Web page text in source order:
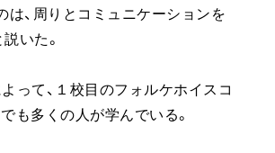
は、周りとコミュニケーションを
いた。
って、１校目のフォルケホイスコ
も多くの人が学んでいる。